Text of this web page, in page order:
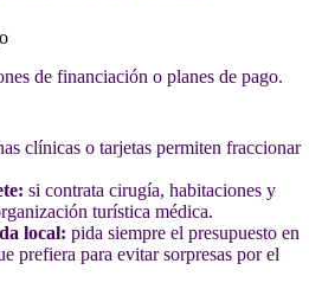
de financiación o planes de pago.
clínicas o tarjetas permiten fraccionar
si contrata cirugía, habitaciones y
turística médica.
local: pida siempre el presupuesto en
prefiera para evitar sorpresas por el